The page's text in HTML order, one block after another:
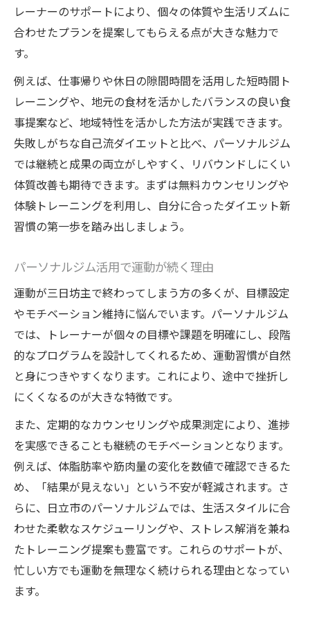
ジム選びで差がつく継続のポイント解説
忙しい方でも続く運動習慣づくりの工夫
ダイエットに最適な運動習慣の作り方
ダイエット成功へ導く運動習慣の始め方
日立市のジムで習慣化するコツを解説
目標達成に効果的な運動の選び方とは
パーソナルジム指導で習慣が変わる理由
ダイエット初心者に最適な運動提案紹介
オーダーメイド指導がもたらす変化の理由
組み
日立市ジムで得られる個別サポートの実例
紹介
ダイエット効果を高める指導の違いに注目
専門トレーナーによる変化実感のポイント
オーダーメイドプランが選ばれる理由とは
無理なく続く運動で健康を手に入れるコツ
無理なく続けるダイエット運動の工夫
日立市のジムで健康習慣を始める方法
パーソナルジム活用で継続力を高める秘訣
健康的な体型維持に役立つ運動習慣作り
忙しい女性が続けられるコツを徹底解説
レーナーのサポートにより、個々の体質や生活リズムに
合わせたプランを提案してもらえる点が大きな魅力で
す。
例えば、仕事帰りや休日の隙間時間を活用した短時間ト
レーニングや、地元の食材を活かしたバランスの良い食
事提案など、地域特性を活かした方法が実践できます。
失敗しがちな自己流ダイエットと比べ、パーソナルジム
では継続と成果の両立がしやすく、リバウンドしにくい
体質改善も期待できます。まずは無料カウンセリングや
体験トレーニングを利用し、自分に合ったダイエット新
習慣の第一歩を踏み出しましょう。
パーソナルジム活用で運動が続く理由
運動が三日坊主で終わってしまう方の多くが、目標設定
やモチベーション維持に悩んでいます。パーソナルジム
では、トレーナーが個々の目標や課題を明確にし、段階
的なプログラムを設計してくれるため、運動習慣が自然
と身につきやすくなります。これにより、途中で挫折し
にくくなるのが大きな特徴です。
また、定期的なカウンセリングや成果測定により、進捗
を実感できることも継続のモチベーションとなります。
例えば、体脂肪率や筋肉量の変化を数値で確認できるた
め、「結果が見えない」という不安が軽減されます。さ
らに、日立市のパーソナルジムでは、生活スタイルに合
わせた柔軟なスケジューリングや、ストレス解消を兼ね
たトレーニング提案も豊富です。これらのサポートが、
忙しい方でも運動を無理なく続けられる理由となってい
ます。